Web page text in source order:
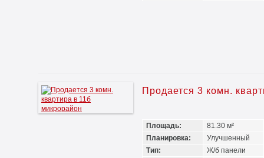
Продается 3 комн.
Площадь:
81.30 м²
Планировка:
Улучшенный
Тип:
Ж/б панели